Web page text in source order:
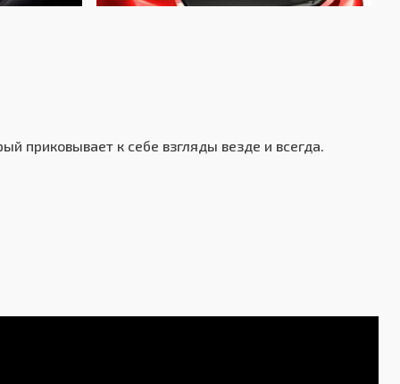
вентилируемые
к себе взгляды везде и всегда.